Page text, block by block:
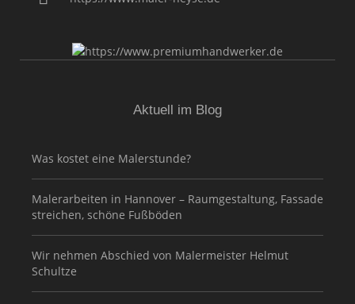
Aktuell im Blog
Was kostet eine Malerstunde?
Malerarbeiten in Hannover – Raumgestaltung, Fassade
streichen, schöne Fußböden
Wir nehmen Abschied von Malermeister Helmut
Schultze